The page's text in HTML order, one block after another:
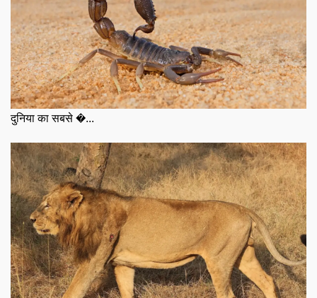
दुनिया का सबसे �...